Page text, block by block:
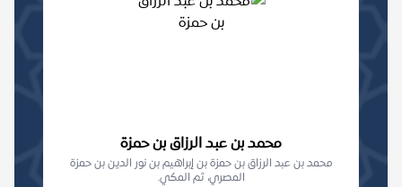
محمد بن عبد الرزاق بن حمزة
محمد بن عبد الرزاق بن حمزة بن إبراهيم بن نور الدين بن حمزة
المصري، ثم المكي.